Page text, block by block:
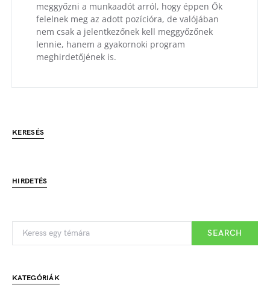
meggyőzni a munkaadót arról, hogy éppen Ők
felelnek meg az adott pozícióra, de valójában
nem csak a jelentkezőnek kell meggyőzőnek
lennie, hanem a gyakornoki program
meghirdetőjének is.
KERESÉS
HIRDETÉS
SEARCH
KATEGÓRIÁK